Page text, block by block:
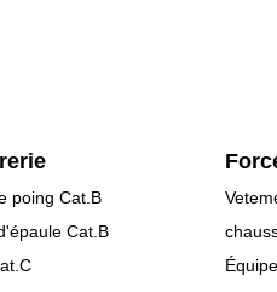
poing Cat.B
Cat.B